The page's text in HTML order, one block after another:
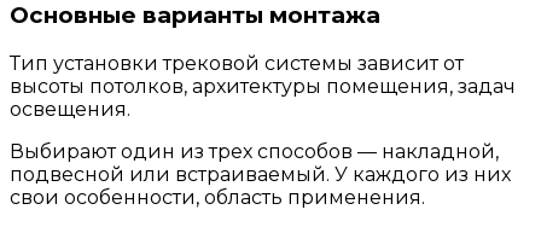
Основные варианты монтажа
Тип установки трековой системы зависит от
высоты потолков, архитектуры помещения, задач
освещения.
Выбирают один из трех способов — накладной,
подвесной или встраиваемый. У каждого из них
свои особенности, область применения.